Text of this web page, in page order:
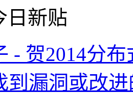
日新贴
- 贺2014分
到漏洞或改